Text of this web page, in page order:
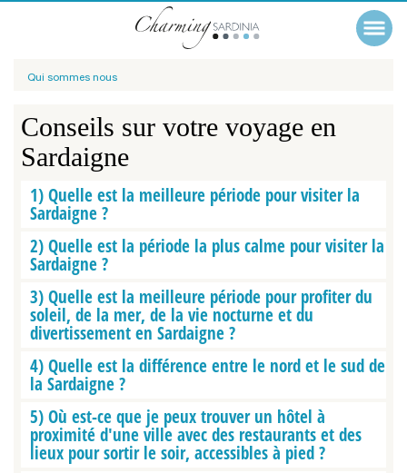
Qui sommes nous
Conseils sur votre voyage en
Sardaigne
1) Quelle est la meilleure période pour visiter la
Sardaigne ?
2) Quelle est la période la plus calme pour visiter la
Sardaigne ?
3) Quelle est la meilleure période pour profiter du
soleil, de la mer, de la vie nocturne et du
divertissement en Sardaigne ?
4) Quelle est la différence entre le nord et le sud de
la Sardaigne ?
5) Où est-ce que je peux trouver un hôtel à
proximité d'une ville avec des restaurants et des
lieux pour sortir le soir, accessibles à pied ?